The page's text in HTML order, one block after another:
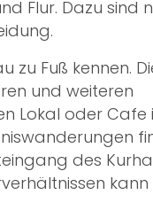
Flur. Dazu sind
zu Fuß kennen.
und weiteren
Lokal oder Cafe
des